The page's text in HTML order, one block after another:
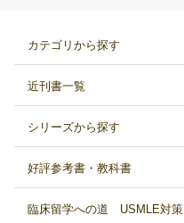
カテゴリから探す
近刊書一覧
シリーズから探す
好評参考書・教科書
臨床留学への道 USMLE対策